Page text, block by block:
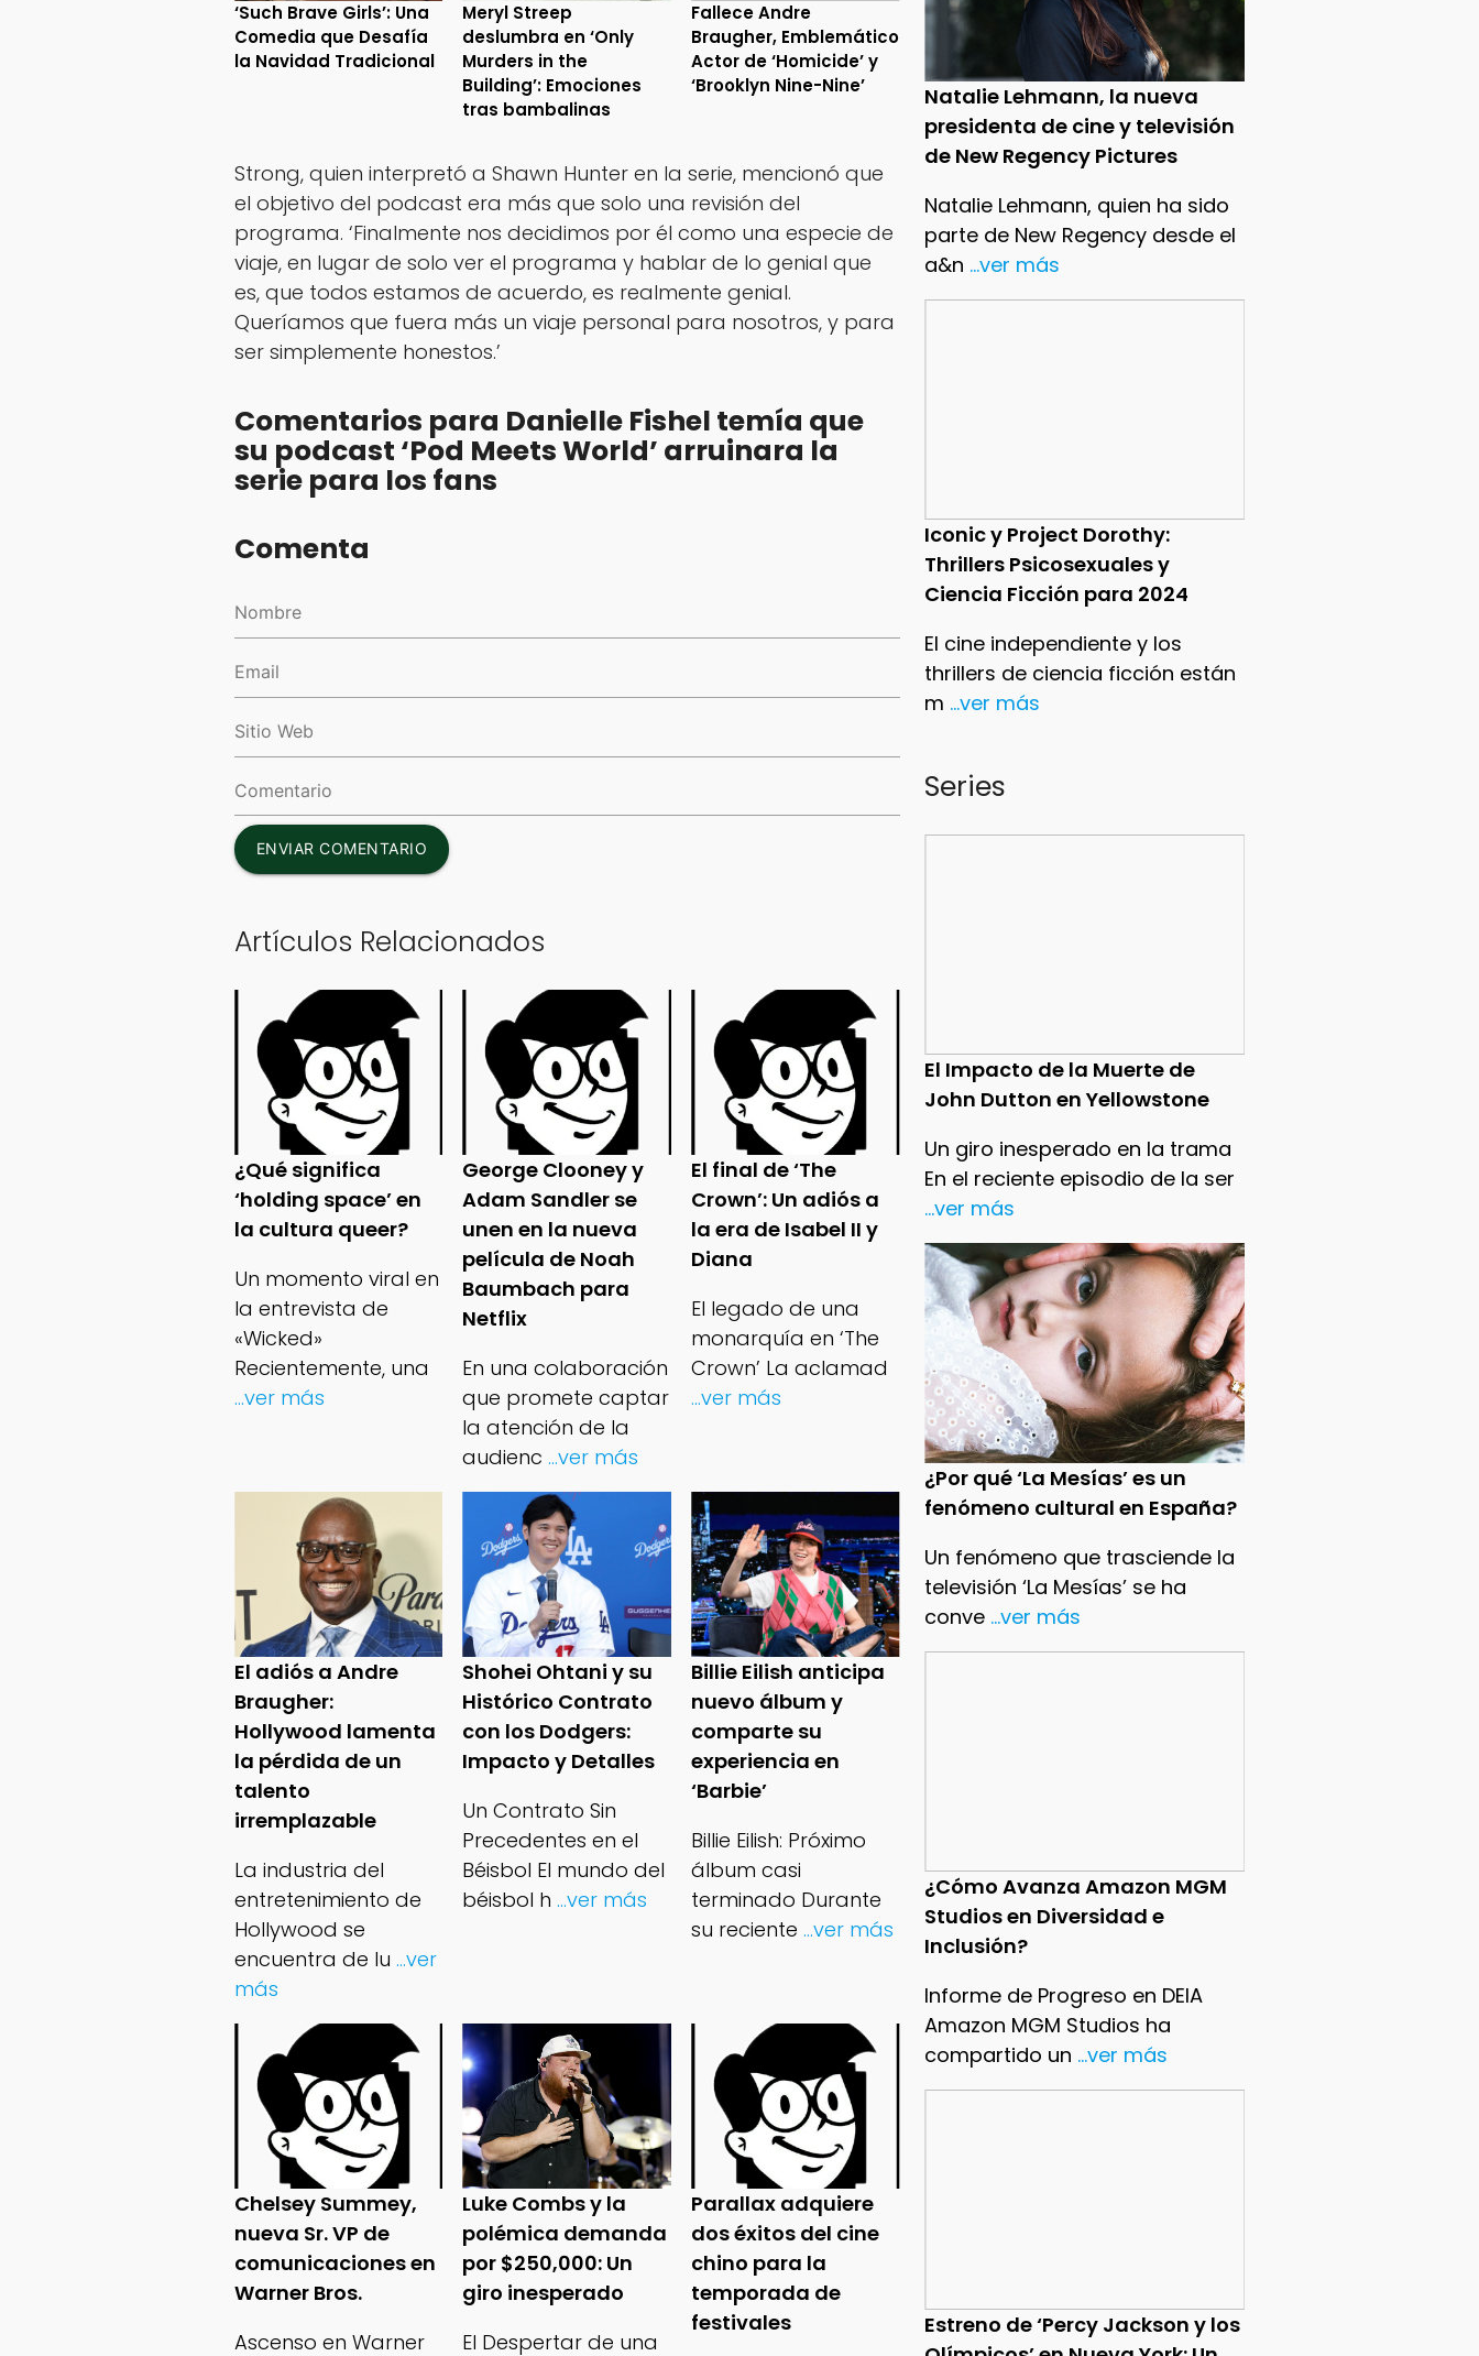
Natalie Lehmann, la nueva
presidenta de cine y televisión
de New Regency Pictures
Natalie Lehmann, quien ha sido
parte de New Regency desde el
a&n ...ver más
Iconic y Project Dorothy:
Thrillers Psicosexuales y
Ciencia Ficción para 2024
El cine independiente y los
thrillers de ciencia ficción están
m ...ver más
Series
El Impacto de la Muerte de
John Dutton en Yellowstone
Un giro inesperado en la trama
En el reciente episodio de la ser
...ver más
¿Por qué ‘La Mesías’ es un
fenómeno cultural en España?
Un fenómeno que trasciende la
televisión ‘La Mesías’ se ha
conve ...ver más
¿Cómo Avanza Amazon MGM
Studios en Diversidad e
Inclusión?
Informe de Progreso en DEIA
Amazon MGM Studios ha
compartido un ...ver más
Estreno de ‘Percy Jackson y los
‘Such Brave Girls’: Una
Comedia que Desafía
la Navidad Tradicional
Meryl Streep
deslumbra en ‘Only
Murders in the
Building’: Emociones
tras bambalinas
Fallece Andre
Braugher, Emblemático
Actor de ‘Homicide’ y
‘Brooklyn Nine-Nine’
Strong, quien interpretó a Shawn Hunter en la serie, mencionó que
el objetivo del podcast era más que solo una revisión del
programa. ‘Finalmente nos decidimos por él como una especie de
viaje, en lugar de solo ver el programa y hablar de lo genial que
es, que todos estamos de acuerdo, es realmente genial.
Queríamos que fuera más un viaje personal para nosotros, y para
ser simplemente honestos.’
Comentarios para Danielle Fishel temía que
su podcast ‘Pod Meets World’ arruinara la
serie para los fans
Comenta
ENVIAR COMENTARIO
Artículos Relacionados
¿Qué significa
‘holding space’ en
la cultura queer?
Un momento viral en
la entrevista de
«Wicked»
Recientemente, una
...ver más
George Clooney y
Adam Sandler se
unen en la nueva
película de Noah
Baumbach para
Netflix
En una colaboración
que promete captar
la atención de la
audienc ...ver más
El final de ‘The
Crown’: Un adiós a
la era de Isabel II y
Diana
El legado de una
monarquía en ‘The
Crown’ La aclamad
...ver más
El adiós a Andre
Braugher:
Hollywood lamenta
la pérdida de un
talento
irremplazable
La industria del
entretenimiento de
Hollywood se
encuentra de lu ...ver
más
Shohei Ohtani y su
Histórico Contrato
con los Dodgers:
Impacto y Detalles
Un Contrato Sin
Precedentes en el
Béisbol El mundo del
béisbol h ...ver más
Billie Eilish anticipa
nuevo álbum y
comparte su
experiencia en
‘Barbie’
Billie Eilish: Próximo
álbum casi
terminado Durante
su reciente...ver más
Chelsey Summey,
nueva Sr. VP de
comunicaciones en
Warner Bros.
Ascenso en Warner
Luke Combs y la
polémica demanda
por $250,000: Un
giro inesperado
El Despertar de una
Parallax adquiere
dos éxitos del cine
chino para la
temporada de
festivales